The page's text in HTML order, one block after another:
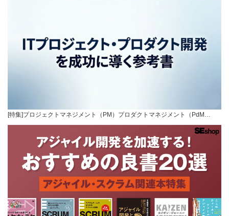
[特集]プロジェクトマネジメント（PM）プロダクトマネジメント（PdM…